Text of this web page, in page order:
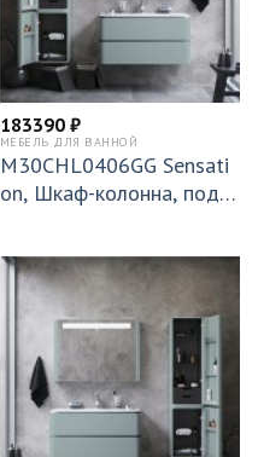
183390 ₽
МЕБЕЛЬ ДЛЯ ВАННОЙ
M30CHL0406GG Sensati
on, Шкаф-колонна, подве